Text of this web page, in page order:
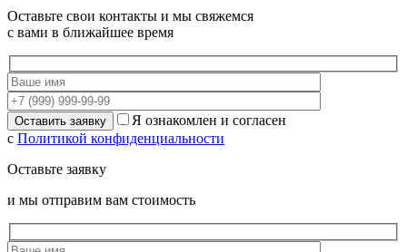
Оставьте свои контакты и мы свяжемся
с вами в ближайшее время
Я ознакомлен и согласен
с Политикой конфиденциальности
Оставьте заявку
и мы отправим вам стоимость